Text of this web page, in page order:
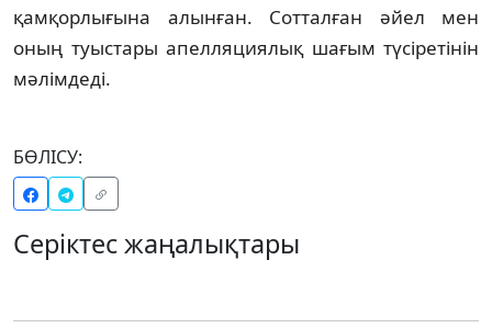
қамқорлығына алынған. Сотталған әйел мен
оның туыстары апелляциялық шағым түсіретінін
мәлімдеді.
БӨЛІСУ:
Серіктес жаңалықтары